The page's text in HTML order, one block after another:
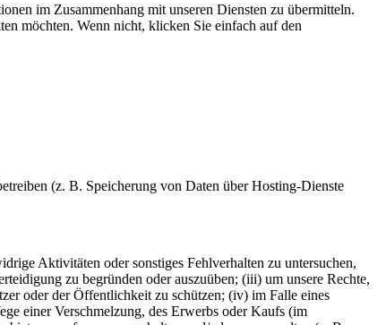
im Zusammenhang mit unseren Diensten zu übermitteln.
möchten. Wenn nicht, klicken Sie einfach auf den
(z. B. Speicherung von Daten über Hosting-Dienste
Aktivitäten oder sonstiges Fehlverhalten zu untersuchen,
zu begründen oder auszuüben; (iii) um unsere Rechte,
oder der Öffentlichkeit zu schützen; (iv) im Falle eines
einer Verschmelzung, des Erwerbs oder Kaufs (im